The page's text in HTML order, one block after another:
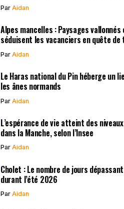
Par Aidan
Alpes mancelles : Paysages
séduisent les vacanciers en quête
Par Aidan
Le Haras national du Pin héberge un
les ânes normands
Par Aidan
L’espérance de vie atteint des
dans la Manche, selon l’Insee
Par Aidan
Cholet : Le nombre de jours
durant l’été 2026
Par Aidan